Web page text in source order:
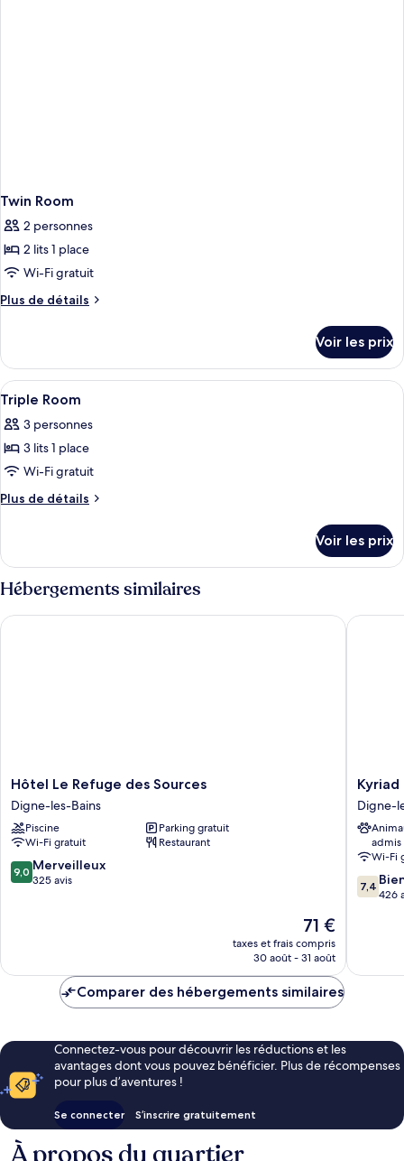
Twin Room
2 personnes
2 lits 1 place
Wi-Fi gratuit
Plus de détails
Plus
le
type
de
chambre
Twin
Room
Voir les prix
Afficher
toutes
les
photos
pour
ce
chambre :
Triple
Room
Un lit avec une literie blanche et une
1
Triple Room
3 personnes
3 lits 1 place
Wi-Fi gratuit
Plus de détails
Plus
le
type
de
chambre
Triple
Voir les prix
Hébergements similaires
Hôtel
Le
Refuge
des
Sources
Digne-
les-
Hôtel Le Refuge des Sources
Digne-les-Bains
Piscine
Parking gratuit
Wi-Fi gratuit
Restaurant
9.0
sur
9,0 Merveilleux
325 avis
Le
nouveau
prix
de
71 €
taxes et frais compris
30 août - 31 août
Hôtel Le Refuge des Sources
Kyriad
Digne
les
Bains
Digne-
les-
Bains
Kyriad
Digne-
admis
Wi-Fi
7.4
sur
7,4
426
Kyriad
Comparer des hébergements similaires
Connectez-vous pour découvrir les réductions et les
avantages dont vous pouvez bénéficier. Plus de récompenses
pour plus d’aventures !
Se connecter S’inscrire gratuitement